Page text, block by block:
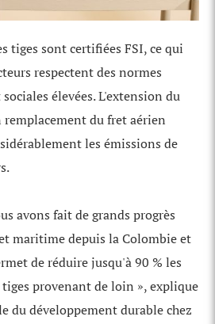
tiges sont certifiées FSI, ce qui
respectent des normes
élevées. L'extension du
du fret aérien
les émissions de
avons fait de grands progrès
maritime depuis la Colombie et
de réduire jusqu'à 90 % les
tiges provenant de loin », explique
du développement durable chez